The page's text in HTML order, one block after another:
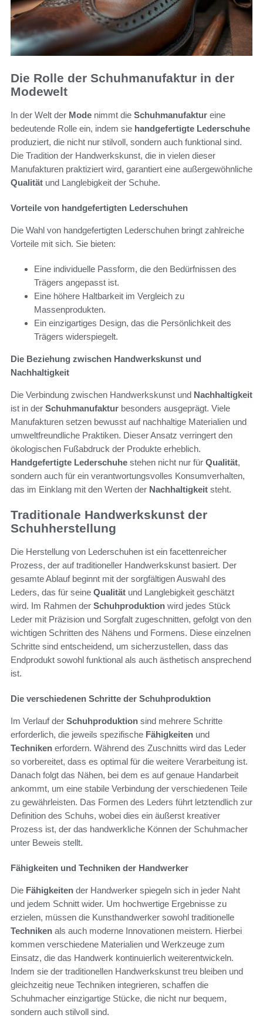
Die Rolle der Schuhmanufaktur in der
Modewelt
In der Welt der Mode nimmt die Schuhmanufaktur eine
bedeutende Rolle ein, indem sie handgefertigte Lederschuhe
produziert, die nicht nur stilvoll, sondern auch funktional sind.
Die Tradition der Handwerkskunst, die in vielen dieser
Manufakturen praktiziert wird, garantiert eine außergewöhnliche
Qualität und Langlebigkeit der Schuhe.
Vorteile von handgefertigten Lederschuhen
Die Wahl von handgefertigten Lederschuhen bringt zahlreiche
Vorteile mit sich. Sie bieten:
Eine individuelle Passform, die den Bedürfnissen des
Trägers angepasst ist.
Eine höhere Haltbarkeit im Vergleich zu
Massenprodukten.
Ein einzigartiges Design, das die Persönlichkeit des
Trägers widerspiegelt.
Die Beziehung zwischen Handwerkskunst und
Nachhaltigkeit
Die Verbindung zwischen Handwerkskunst und Nachhaltigkeit
ist in der Schuhmanufaktur besonders ausgeprägt. Viele
Manufakturen setzen bewusst auf nachhaltige Materialien und
umweltfreundliche Praktiken. Dieser Ansatz verringert den
ökologischen Fußabdruck der Produkte erheblich.
Handgefertigte Lederschuhe stehen nicht nur für Qualität,
sondern auch für ein verantwortungsvolles Konsumverhalten,
das im Einklang mit den Werten der Nachhaltigkeit steht.
Traditionale Handwerkskunst der
Schuhherstellung
Die Herstellung von Lederschuhen ist ein facettenreicher
Prozess, der auf traditioneller Handwerkskunst basiert. Der
gesamte Ablauf beginnt mit der sorgfältigen Auswahl des
Leders, das für seine Qualität und Langlebigkeit geschätzt
wird. Im Rahmen der Schuhproduktion wird jedes Stück
Leder mit Präzision und Sorgfalt zugeschnitten, gefolgt von den
wichtigen Schritten des Nähens und Formens. Diese einzelnen
Schritte sind entscheidend, um sicherzustellen, dass das
Endprodukt sowohl funktional als auch ästhetisch ansprechend
ist.
Die verschiedenen Schritte der Schuhproduktion
Im Verlauf der Schuhproduktion sind mehrere Schritte
erforderlich, die jeweils spezifische Fähigkeiten und
Techniken erfordern. Während des Zuschnitts wird das Leder
so vorbereitet, dass es optimal für die weitere Verarbeitung ist.
Danach folgt das Nähen, bei dem es auf genaue Handarbeit
ankommt, um eine stabile Verbindung der verschiedenen Teile
zu gewährleisten. Das Formen des Leders führt letztendlich zur
Definition des Schuhs, wobei dies ein äußerst kreativer
Prozess ist, der das handwerkliche Können der Schuhmacher
unter Beweis stellt.
Fähigkeiten und Techniken der Handwerker
Die Fähigkeiten der Handwerker spiegeln sich in jeder Naht
und jedem Schnitt wider. Um hochwertige Ergebnisse zu
erzielen, müssen die Kunsthandwerker sowohl traditionelle
Techniken als auch moderne Innovationen meistern. Hierbei
kommen verschiedene Materialien und Werkzeuge zum
Einsatz, die das Handwerk kontinuierlich weiterentwickeln.
Indem sie der traditionellen Handwerkskunst treu bleiben und
gleichzeitig neue Techniken integrieren, schaffen die
Schuhmacher einzigartige Stücke, die nicht nur bequem,
sondern auch stilvoll sind.